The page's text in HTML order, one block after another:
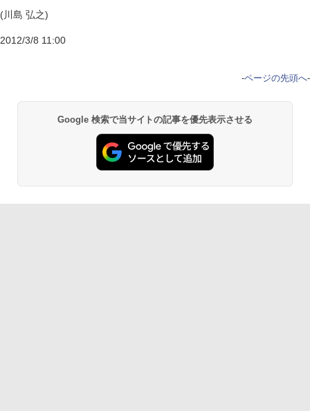
(川島 弘之)
2012/3/8 11:00
-ページの先頭へ-
Google 検索で当サイトの記事を優先表示させる